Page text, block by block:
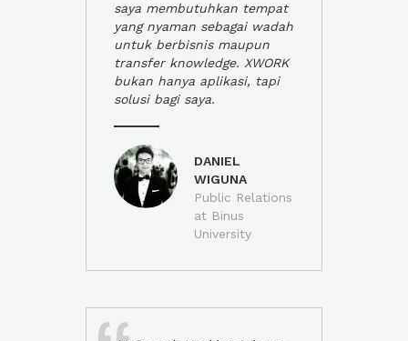
saya membutuhkan tempat
yang nyaman sebagai wadah
untuk berbisnis maupun
transfer knowledge. XWORK
bukan hanya aplikasi, tapi
solusi bagi saya.
DANIEL
WIGUNA
Public Relations
at Binus
University